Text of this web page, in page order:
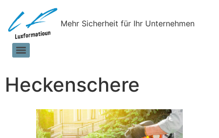
Mehr Sicherheit für Ihr Unternehmen
Heckenschere